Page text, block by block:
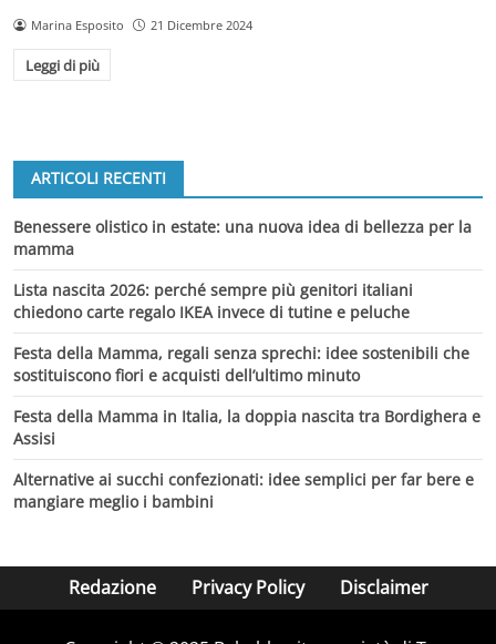
Marina Esposito 21 Dicembre 2024
Leggi di più
ARTICOLI RECENTI
Benessere olistico in estate: una nuova idea di bellezza per la
mamma
Lista nascita 2026: perché sempre più genitori italiani
chiedono carte regalo IKEA invece di tutine e peluche
Festa della Mamma, regali senza sprechi: idee sostenibili che
sostituiscono fiori e acquisti dell’ultimo minuto
Festa della Mamma in Italia, la doppia nascita tra Bordighera e
Assisi
Alternative ai succhi confezionati: idee semplici per far bere e
mangiare meglio i bambini
Redazione Privacy Policy Disclaimer